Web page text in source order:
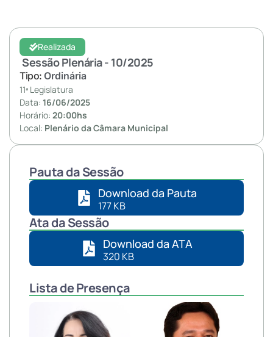
Realizada
Sessão Plenária - 10/2025
Tipo: Ordinária
11ª Legislatura
Data: 16/06/2025
Horário: 20:00hs
Local: Plenário da Câmara Municipal
Pauta da Sessão
Download da Pauta
177 KB
Ata da Sessão
Download da ATA
320 KB
Lista de Presença